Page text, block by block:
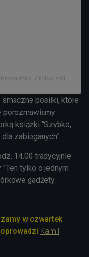
posiłki, które
porozmawiamy
książki "Szybko,
zabieganych”.
14.00 tradycyjnie
"Ten tylko o jednym
gadżety.
w czwartek
Kamil